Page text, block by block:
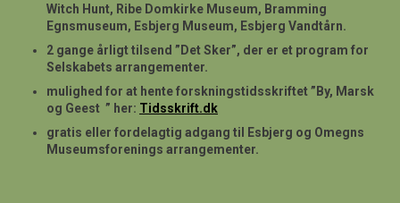
Witch Hunt, Ribe Domkirke Museum, Bramming
Egnsmuseum, Esbjerg Museum, Esbjerg Vandtårn.
2 gange årligt tilsend ”Det Sker”, der er et program for
Selskabets arrangementer.
mulighed for at hente forskningstidsskriftet ”By, Marsk
og Geest ” her: Tidsskrift.dk
gratis eller fordelagtig adgang til Esbjerg og Omegns
Museumsforenings arrangementer.